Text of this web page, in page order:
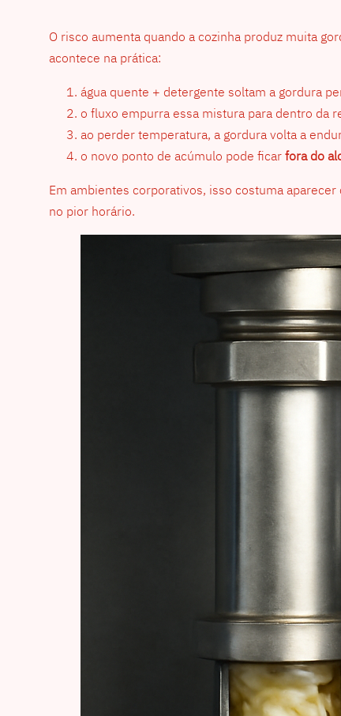
O risco aumenta quando a cozinha produz muita
acontece na prática:
água quente + detergente soltam a gordura
o fluxo empurra essa mistura para dentro da
ao perder temperatura, a gordura volta a
o novo ponto de acúmulo pode ficar fora do
Em ambientes corporativos, isso costuma
no pior horário.